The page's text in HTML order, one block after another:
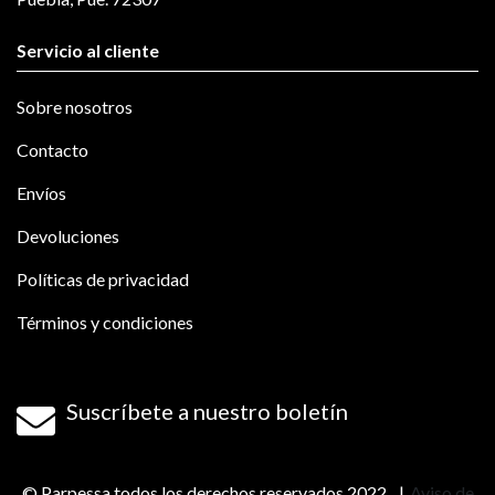
Servicio al cliente
Sobre nosotros
Contacto
Envíos
Devoluciones
Políticas de privacidad
Términos y condiciones
Suscríbete a nuestro boletín